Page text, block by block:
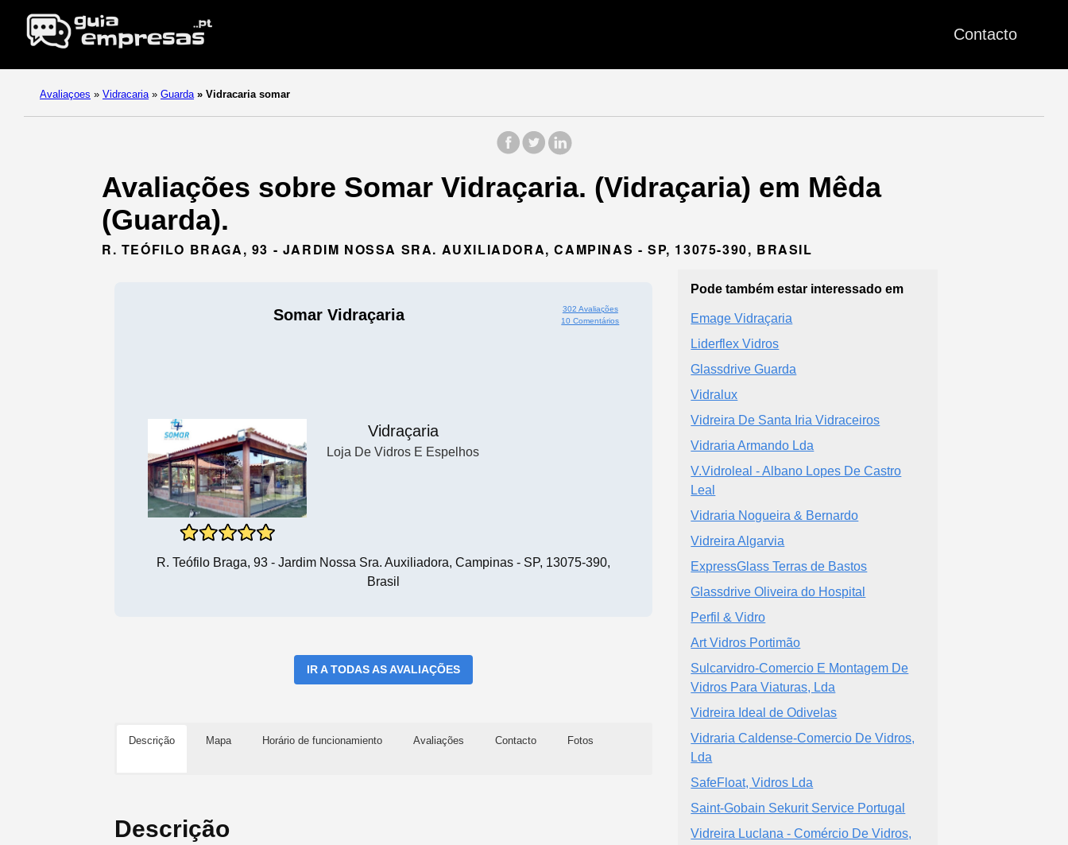
Contacto
Avaliaçoes » Vidracaria » Guarda » Vidracaria somar
Avaliações sobre Somar Vidraçaria. (Vidraçaria) em Mêda
(Guarda).
R. TEÓFILO BRAGA, 93 - JARDIM NOSSA SRA. AUXILIADORA, CAMPINAS - SP, 13075-390, BRASIL
Somar Vidraçaria
302 Avaliações
10 Comentários
Vidraçaria
Loja De Vidros E Espelhos
R. Teófilo Braga, 93 - Jardim Nossa Sra. Auxiliadora, Campinas - SP, 13075-390,
Brasil
IR A TODAS AS AVALIAÇÕES
Descrição Mapa Horário de funcionamiento Avaliações Contacto Fotos
Descrição
Pode também estar interessado em
Emage Vidraçaria
Liderflex Vidros
Glassdrive Guarda
Vidralux
Vidreira De Santa Iria Vidraceiros
Vidraria Armando Lda
V.Vidroleal - Albano Lopes De Castro
Leal
Vidraria Nogueira & Bernardo
Vidreira Algarvia
ExpressGlass Terras de Bastos
Glassdrive Oliveira do Hospital
Perfil & Vidro
Art Vidros Portimão
Sulcarvidro-Comercio E Montagem De
Vidros Para Viaturas, Lda
Vidreira Ideal de Odivelas
Vidraria Caldense-Comercio De Vidros,
Lda
SafeFloat, Vidros Lda
Saint-Gobain Sekurit Service Portugal
Vidreira Luclana - Comércio De Vidros,